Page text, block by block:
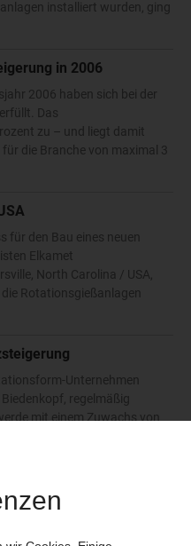
installiert wurden, ging
in 2006
2006 haben sich bei der
Das
zu – und liegt damit
die Branche von maximal 3
für den Bau eines neuen
Elkamet
North Carolina / USA,
Rotationsgießanlagen
Unternehmen
regelmäßig
mit einem Zuwachs von
Neubau in Tschechien
Tagen am